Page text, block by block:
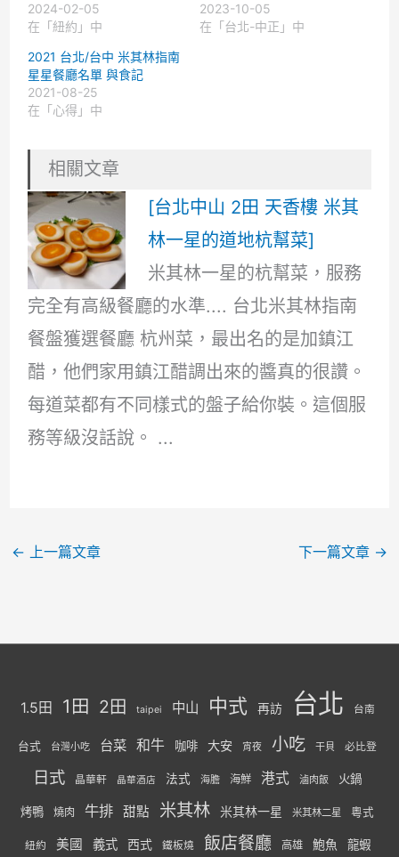
2024-02-05
在「紐約」中
2023-10-05
在「台北-中正」中
2021 台北/台中 米其林指南
星星餐廳名單 與食記
2021-08-25
在「心得」中
相關文章
[台北中山 2田 天香樓 米其
林一星的道地杭幫菜]
米其林一星的杭幫菜，服務
完全有高級餐廳的水準.... 台北米其林指南
餐盤獲選餐廳 杭州菜，最出名的是加鎮江
醋，他們家用鎮江醋調出來的醬真的很讚。
每道菜都有不同樣式的盤子給你裝。這個服
務等級沒話說。 ...
← 上一篇文章 下一篇文章 →
1.5田 1田 2田 taipei 中山 中式 再訪 台北 台南
台式 台灣小吃 台菜 和牛 咖啡 大安 宵夜 小吃 干貝 必比登
日式 晶華軒 晶華酒店 法式 海膽 海鮮 港式 滷肉飯 火鍋
烤鴨 燒肉 牛排 甜點 米其林 米其林一星 米其林二星 粵式
紐約 美國 義式 西式 鐵板燒 飯店餐廳 高雄 鮑魚 龍蝦